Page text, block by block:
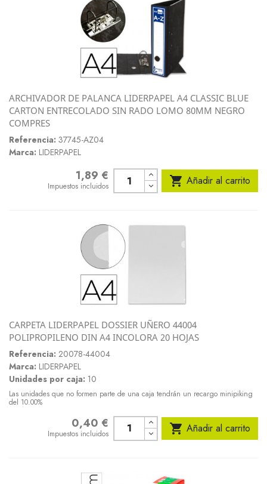
ARCHIVADOR DE PALANCA LIDERPAPEL A4 CLASSIC BLUE
CARTON ENTRECOLADO SIN RADO LOMO 80MM NEGRO
COMPRES
Referencia: 37745-AZ04
Marca: LIDERPAPEL
1,89 €
Impuestos incluidos  Añadir al carrito
CARPETA LIDERPAPEL DOSSIER UÑERO 44004
POLIPROPILENO DIN A4 INCOLORA 20 HOJAS
Referencia: 20078-44004
Marca: LIDERPAPEL
Unidades por caja: 10
Las unidades que no formen parte de una caja tendrán un recargo minipiking
del 10.00%
0,40 €
Impuestos incluidos  Añadir al carrito